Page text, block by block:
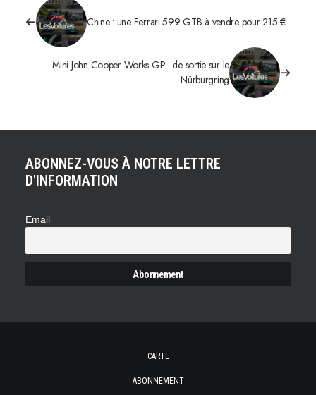
Chine : une Ferrari 599 GTB à vendre pour 215 €
Mini John Cooper Works GP : de sortie sur le
Nürburgring
ABONNEZ-VOUS À NOTRE LETTRE
D'INFORMATION
Email
CARTE
ABONNEMENT